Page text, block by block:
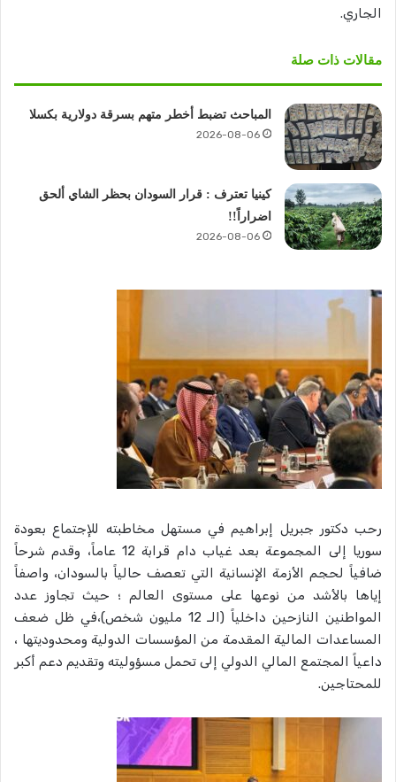
الجاري.
مقالات ذات صلة
المباحث تضبط أخطر متهم بسرقة دولارية بكسلا
2026-08-06
كينيا تعترف : قرار السودان بحظر الشاي ألحق
اضراراً!!
2026-08-06
رحب دكتور جبريل إبراهيم في مستهل مخاطبته للإجتماع بعودة
سوريا إلى المجموعة بعد غياب دام قرابة 12 عاماً، وقدم شرحاً
ضافياً لحجم الأزمة الإنسانية التي تعصف حالياً بالسودان، واصفاً
إياها بالأشد من نوعها على مستوى العالم ؛ حيث تجاوز عدد
المواطنين النازحين داخلياً (الـ 12 مليون شخص)،في ظل ضعف
المساعدات المالية المقدمة من المؤسسات الدولية ومحدوديتها ،
داعياً المجتمع المالي الدولي إلى تحمل مسؤوليته وتقديم دعم أكبر
للمحتاجين.